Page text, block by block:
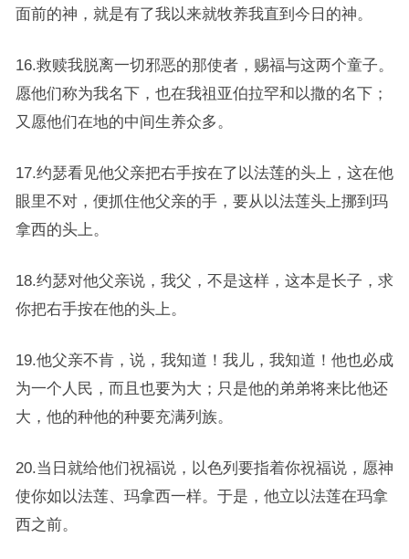
面前的神，就是有了我以来就牧养我直到今日的神。
16.救赎我脱离一切邪恶的那使者，赐福与这两个童子。
愿他们称为我名下，也在我祖亚伯拉罕和以撒的名下；
又愿他们在地的中间生养众多。
17.约瑟看见他父亲把右手按在了以法莲的头上，这在他
眼里不对，便抓住他父亲的手，要从以法莲头上挪到玛
拿西的头上。
18.约瑟对他父亲说，我父，不是这样，这本是长子，求
你把右手按在他的头上。
19.他父亲不肯，说，我知道！我儿，我知道！他也必成
为一个人民，而且也要为大；只是他的弟弟将来比他还
大，他的种他的种要充满列族。
20.当日就给他们祝福说，以色列要指着你祝福说，愿神
使你如以法莲、玛拿西一样。于是，他立以法莲在玛拿
西之前。